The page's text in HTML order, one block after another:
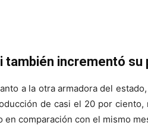
también incrementó su
a la otra armadora del
de casi el 20 por
en comparación con el mismo